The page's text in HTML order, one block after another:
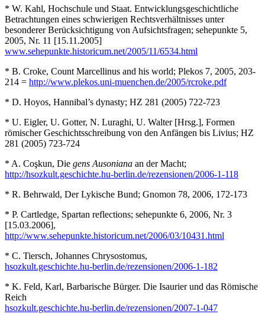
* W. Kahl, Hochschule und Staat. Entwicklungsgeschichtliche
Betrachtungen eines schwierigen Rechtsverhältnisses unter
besonderer Berücksichtigung von Aufsichtsfragen; sehepunkte 5,
2005, Nr. 11 [15.11.2005]
www.sehepunkte.historicum.net/2005/11/6534.html
* B. Croke, Count Marcellinus and his world; Plekos 7, 2005, 203-
214 = http://www.plekos.uni-muenchen.de/2005/rcroke.pdf
* D. Hoyos, Hannibal’s dynasty; HZ 281 (2005) 722-723
* U. Eigler, U. Gotter, N. Luraghi, U. Walter [Hrsg.], Formen
römischer Geschichtsschreibung von den Anfängen bis Livius; HZ
281 (2005) 723-724
* A. Coşkun, Die gens Ausoniana an der Macht;
http://hsozkult.geschichte.hu-berlin.de/rezensionen/2006-1-118
* R. Behrwald, Der Lykische Bund; Gnomon 78, 2006, 172-173
* P. Cartledge, Spartan reflections; sehepunkte 6, 2006, Nr. 3
[15.03.2006],
http://www.sehepunkte.historicum.net/2006/03/10431.html
* C. Tiersch, Johannes Chrysostomus,
hsozkult.geschichte.hu-berlin.de/rezensionen/2006-1-182
* K. Feld, Karl, Barbarische Bürger. Die Isaurier und das Römische
Reich
hsozkult.geschichte.hu-berlin.de/rezensionen/2007-1-047